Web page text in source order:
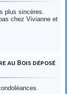
plus sincères.
chez Vivianne et
au Bois déposé